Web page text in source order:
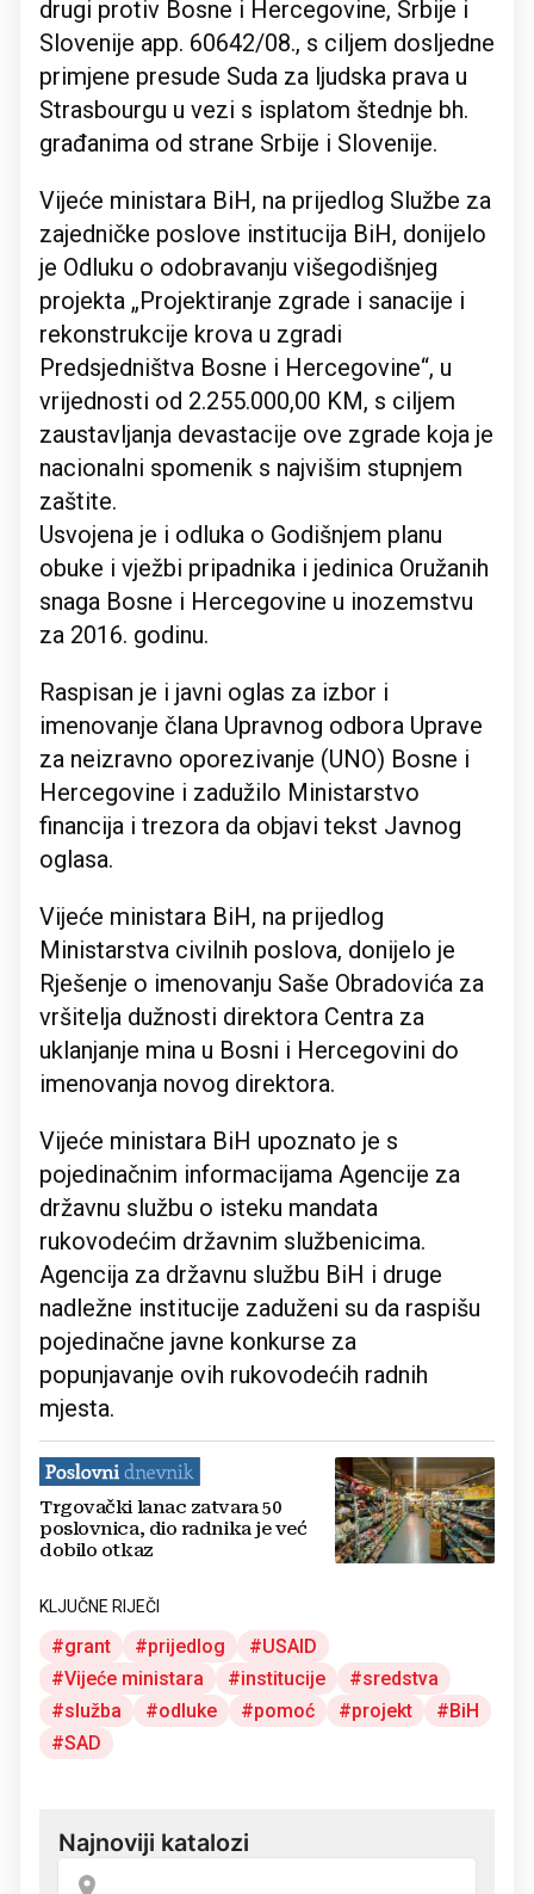
drugi protiv Bosne i Hercegovine, Srbije i
Slovenije app. 60642/08., s ciljem dosljedne
primjene presude Suda za ljudska prava u
Strasbourgu u vezi s isplatom štednje bh.
građanima od strane Srbije i Slovenije.
Vijeće ministara BiH, na prijedlog Službe za
zajedničke poslove institucija BiH, donijelo
je Odluku o odobravanju višegodišnjeg
projekta „Projektiranje zgrade i sanacije i
rekonstrukcije krova u zgradi
Predsjedništva Bosne i Hercegovine“, u
vrijednosti od 2.255.000,00 KM, s ciljem
zaustavljanja devastacije ove zgrade koja je
nacionalni spomenik s najvišim stupnjem
zaštite.
Usvojena je i odluka o Godišnjem planu
obuke i vježbi pripadnika i jedinica Oružanih
snaga Bosne i Hercegovine u inozemstvu
za 2016. godinu.
Raspisan je i javni oglas za izbor i
imenovanje člana Upravnog odbora Uprave
za neizravno oporezivanje (UNO) Bosne i
Hercegovine i zadužilo Ministarstvo
financija i trezora da objavi tekst Javnog
oglasa.
Vijeće ministara BiH, na prijedlog
Ministarstva civilnih poslova, donijelo je
Rješenje o imenovanju Saše Obradovića za
vršitelja dužnosti direktora Centra za
uklanjanje mina u Bosni i Hercegovini do
imenovanja novog direktora.
Vijeće ministara BiH upoznato je s
pojedinačnim informacijama Agencije za
državnu službu o isteku mandata
rukovodećim državnim službenicima.
Agencija za državnu službu BiH i druge
nadležne institucije zaduženi su da raspišu
pojedinačne javne konkurse za
popunjavanje ovih rukovodećih radnih
mjesta.
Trgovački lanac zatvara 50
poslovnica, dio radnika je već
dobilo otkaz
KLJUČNE RIJEČI
grant prijedlog
USAID
Vijeće ministara
institucije
sredstva
služba
odluke pomoć projekt
BiH
SAD